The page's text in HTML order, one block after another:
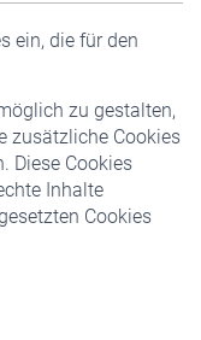
ein, die für den
zu gestalten,
zusätzliche Cookies
Diese Cookies
Inhalte
Cookies